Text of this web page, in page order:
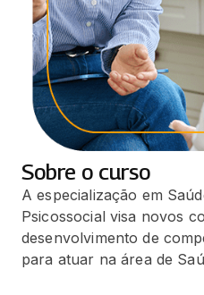
Sobre o curso
A especialização em
Psicossocial visa novos
desenvolvimento de
para atuar na área de